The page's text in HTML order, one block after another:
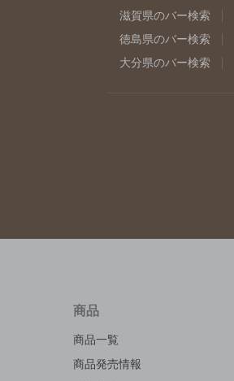
滋賀県のバー検索
徳島県のバー検索
大分県のバー検索
商品
商品一覧
商品発売情報